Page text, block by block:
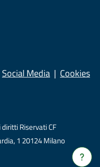
Verrà
Social Media Cookies
Riservati CF
1 20124 Milano